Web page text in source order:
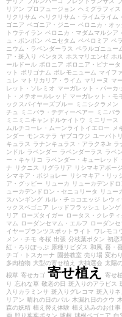
リアン プロフュージョン ヘミグラフィス
リクリサム ヘリクリサム・ライムライム
ゴニア ベゴニア・ジニー ベロニカ・オ
トウテイラン ベロニカ・マダムマルシア
ュ・ボンボン ペニセタム ペペロミア ペ
ニウム・ラベンダーラス ペラルゴニュー
ア・斑入り ペンタス ホスマリエンゼ ホ
ールドール ボロニア ボロニア・ピナータ
ット
ポリゴナム ポレモニューム マイフ
ュレ マトリカリア・ライム マリーヌ マ
レット・ソレミオ マーガレット・パーカ
ト・メテオールレッド マーガレット・モ
ックスパイヤーズブルー
ミニシクラメン
チュ
ミニバラ・テディーベアー ミニバ
ミニミニキャンドルケイトウ
ミニリース
ムルチコーレ・ムーンライトイエロー
メ
ンダー モンステラ ヤブコウジ ユーパト
キュラス
ラナンキュラス・アラクネJr ラ
ンドル ラベンダー ラベンダーラス ラベ
ー・キャリコ
ラベンダー・キューレッド
ナ
リクニス リグラリア リシマキアボー
シマキア・ボジョレー
リシマキア・リッ
ア・グッピー
リューカ リューカデンドロ
ューカデンドロン・セニョリータ
リュー
スハンギング ルル・チョコエッジ レウィ
ックスベゴニア レッドフラッシュ レン
リア
ローズタイガー ロータス・クレティ
マム
ローダンセマム・エルフ ローダン
イヤープランツスポットライト
ワレモコ
メン・チモ 冬桜 出張 分枝葉ボタン 初恋
紅・ろりぽっぷ 原種リビダス 和風 喜・
チゴ・トスカーナ
園芸教室 売り場 変わ
多肉植物 大型の寄せ植え 大抽選会 太陽
根草 寄せカゴ 寄せ植え 寄せ
り 忘れな草 敬老の日 斑入りのアラビス
入りカラミンサ 斑入りグレコマ 斑入りネ
リアン 晴れの日のパル 木漏れ日のクウ
森の妖精 植え替え体験 植え込みのお仕事
両 照り葉葉ボタン 球根 球根ベゴニア 白